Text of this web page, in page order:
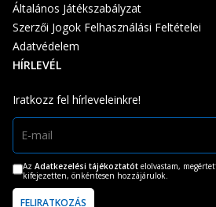
Általános Játékszabályzat
Szerzői Jogok Felhasználási Feltételei
Adatvédelem
HÍRLEVÉL
Iratkozz fel hírleveleinkre!
Az Adatkezelési tájékoztatót elolvastam,
kifejezetten, önkéntesen hozzájárulok.